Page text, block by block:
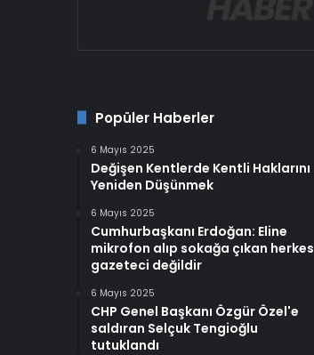
Popüler Haberler
6 Mayıs 2025
Değişen Kentlerde Kentli Haklarını
Yeniden Düşünmek
6 Mayıs 2025
Cumhurbaşkanı Erdoğan: Eline
mikrofon alıp sokağa çıkan herkes
gazeteci değildir
6 Mayıs 2025
CHP Genel Başkanı Özgür Özel'e
saldıran Selçuk Tengioğlu
tutuklandı